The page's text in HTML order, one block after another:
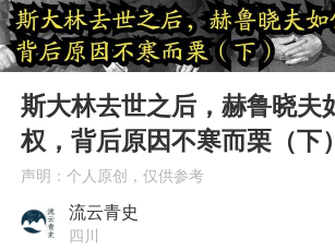
香港宏福苑火灾
白海豚将正面袭
酒店回应车内过
浙江台州《告
Play
00:00
斯大林去世之后，赫鲁晓夫
权，背后原因不寒而栗（下）
声明：个人原创，仅供参考
流云青史
四川